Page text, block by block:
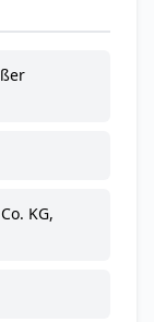
KG,